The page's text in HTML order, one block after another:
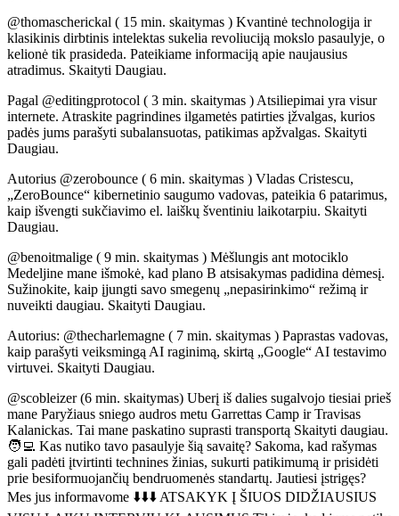
@thomascherickal ( 15 min. skaitymas ) Kvantinė technologija ir
klasikinis dirbtinis intelektas sukelia revoliuciją mokslo pasaulyje, o
kelionė tik prasideda. Pateikiame informaciją apie naujausius
atradimus. Skaityti Daugiau.
Pagal @editingprotocol ( 3 min. skaitymas ) Atsiliepimai yra visur
internete. Atraskite pagrindines ilgametės patirties įžvalgas, kurios
padės jums parašyti subalansuotas, patikimas apžvalgas. Skaityti
Daugiau.
Autorius @zerobounce ( 6 min. skaitymas ) Vladas Cristescu,
„ZeroBounce“ kibernetinio saugumo vadovas, pateikia 6 patarimus,
kaip išvengti sukčiavimo el. laiškų šventiniu laikotarpiu. Skaityti
Daugiau.
@benoitmalige ( 9 min. skaitymas ) Mėšlungis ant motociklo
Medeljine mane išmokė, kad plano B atsisakymas padidina dėmesį.
Sužinokite, kaip įjungti savo smegenų „nepasirinkimo“ režimą ir
nuveikti daugiau. Skaityti Daugiau.
Autorius: @thecharlemagne ( 7 min. skaitymas ) Paprastas vadovas,
kaip parašyti veiksmingą AI raginimą, skirtą „Google“ AI testavimo
virtuvei. Skaityti Daugiau.
@scobleizer (6 min. skaitymas) Uberį iš dalies sugalvojo tiesiai prieš
mane Paryžiaus sniego audros metu Garrettas Camp ir Travisas
Kalanickas. Tai mane paskatino suprasti transportą Skaityti daugiau.
🧑‍💻 Kas nutiko tavo pasaulyje šią savaitę? Sakoma, kad rašymas
gali padėti įtvirtinti technines žinias, sukurti patikimumą ir prisidėti
prie besiformuojančių bendruomenės standartų. Jautiesi įstrigęs?
Mes jus informavome ⬇️⬇️⬇️ ATSAKYK Į ŠIUOS DIDŽIAUSIUS